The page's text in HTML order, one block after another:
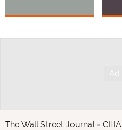
The Wall Street Journal США